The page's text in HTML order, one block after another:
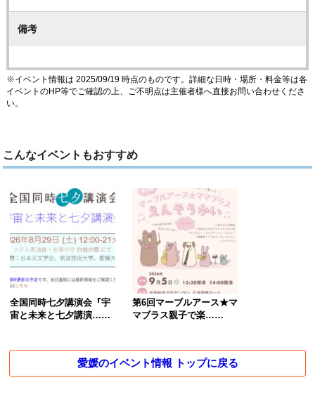
備考
※イベント情報は 2025/09/19 時点のものです。詳細な日時・場所・料金等は各
イベントのHP等でご確認の上、ご不明点は主催者様へ直接お問い合わせくださ
い。
こんなイベントもおすすめ
全国同時七夕講演会『宇
宙と未来と七夕講演……
第6回マーブルアース★マ
マブラス親子で楽……
愛媛のイベント情報 トップに戻る